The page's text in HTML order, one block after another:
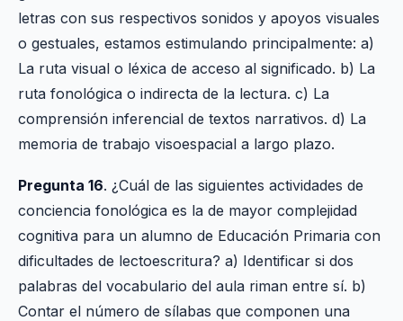
letras con sus respectivos sonidos y apoyos visuales
o gestuales, estamos estimulando principalmente: a)
La ruta visual o léxica de acceso al significado. b) La
ruta fonológica o indirecta de la lectura. c) La
comprensión inferencial de textos narrativos. d) La
memoria de trabajo visoespacial a largo plazo.
Pregunta 16. ¿Cuál de las siguientes actividades de
conciencia fonológica es la de mayor complejidad
cognitiva para un alumno de Educación Primaria con
dificultades de lectoescritura? a) Identificar si dos
palabras del vocabulario del aula riman entre sí. b)
Contar el número de sílabas que componen una